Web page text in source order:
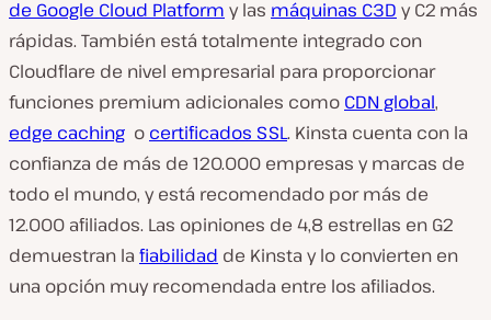
de Google Cloud Platform y las máquinas C3D y C2 más
rápidas. También está totalmente integrado con
Cloudflare de nivel empresarial para proporcionar
funciones premium adicionales como CDN global,
edge caching o certificados SSL. Kinsta cuenta con la
confianza de más de 120.000 empresas y marcas de
todo el mundo, y está recomendado por más de
12.000 afiliados. Las opiniones de 4,8 estrellas en G2
demuestran la fiabilidad de Kinsta y lo convierten en
una opción muy recomendada entre los afiliados.